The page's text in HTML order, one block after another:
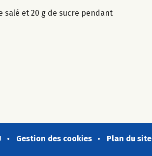
salé et 20 g de sucre pendant
Gestion des cookies Plan du site